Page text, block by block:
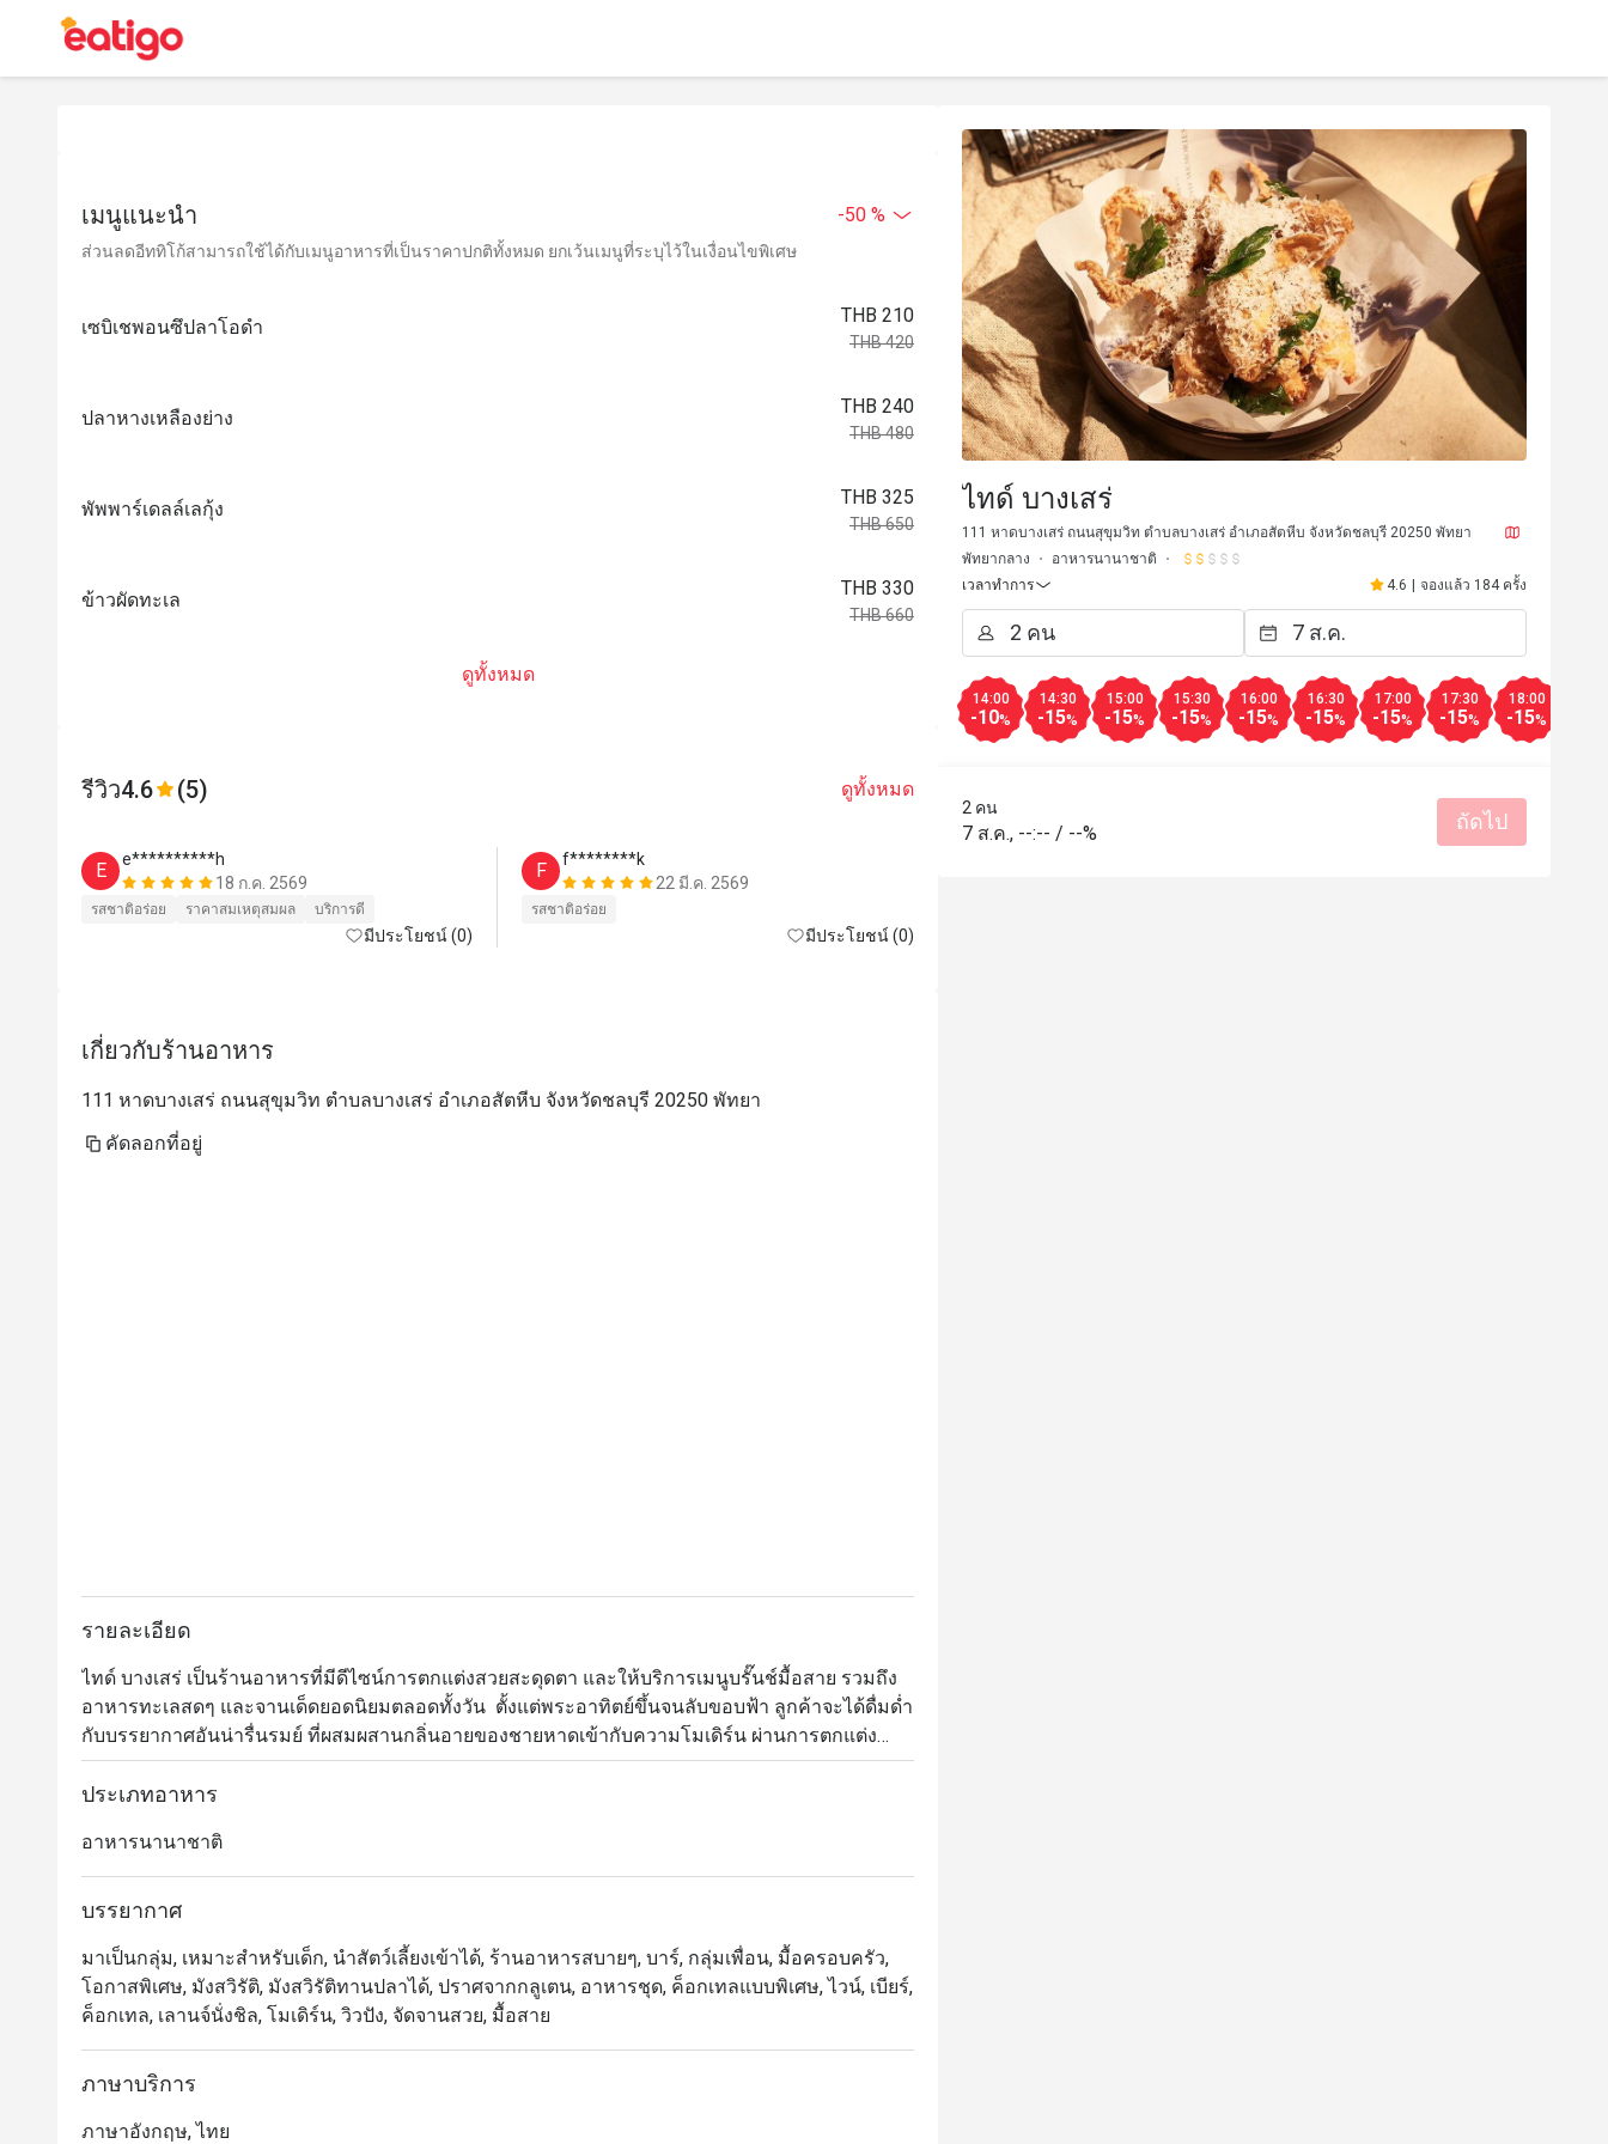
เมนูแนะนำ -50 %
ส่วนลดอีททิโก้สามารถใช้ได้กับเมนูอาหารที่เป็นราคาปกติทั้งหมด ยกเว้นเมนูที่ระบุไว้ในเงื่อนไขพิเศษ
เซบิเชพอนซึปลาโอดำ
THB 210
THB 420
ปลาหางเหลืองย่าง
THB 240
THB 480
พัพพาร์เดลล์เลกุ้ง
THB 325
THB 650
ข้าวผัดทะเล
THB 330
THB 660
ดูทั้งหมด
รีวิว4.6 (5) ดูทั้งหมด
E
e**********h
18 ก.ค. 2569
รสชาติอร่อย ราคาสมเหตุสมผล บริการดี
มีประโยชน์ (0)
F
f********k
22 มี.ค. 2569
รสชาติอร่อย
มีประโยชน์ (0)
เกี่ยวกับร้านอาหาร
111 หาดบางเสร่ ถนนสุขุมวิท ตำบลบางเสร่ อำเภอสัตหีบ จังหวัดชลบุรี 20250 พัทยา
คัดลอกที่อยู่
รายละเอียด
ไทด์ บางเสร่ เป็นร้านอาหารที่มีดีไซน์การตกแต่งสวยสะดุดตา และให้บริการเมนูบรั๊นช์มื้อสาย รวมถึง
อาหารทะเลสดๆ และจานเด็ดยอดนิยมตลอดทั้งวัน  ตั้งแต่พระอาทิตย์ขึ้นจนลับขอบฟ้า ลูกค้าจะได้ดื่มด่ำ
กับบรรยากาศอันน่ารื่นรมย์ ที่ผสมผสานกลิ่นอายของชายหาดเข้ากับความโมเดิร์น ผ่านการตกแต่ง
ภายในโทนสีขาวสะอาดตา กลมกลืนไปกับพื้นที่สีเขียวของธรรมชาติรอบร้าน ข้อดีอีกอย่างคือทำเลซึ่ง
อยู่ไม่ไกลจากกรุงเทพฯ ดังนั้น นอกจากประสบการณ์ในการรับประทานอาหารอร่อยๆ แล้ว จึงเหมาะ
ประเภทอาหาร
อาหารนานาชาติ
บรรยากาศ
มาเป็นกลุ่ม, เหมาะสำหรับเด็ก, นำสัตว์เลี้ยงเข้าได้, ร้านอาหารสบายๆ, บาร์, กลุ่มเพื่อน, มื้อครอบครัว,
โอกาสพิเศษ, มังสวิรัติ, มังสวิรัติทานปลาได้, ปราศจากกลูเตน, อาหารชุด, ค็อกเทลแบบพิเศษ, ไวน์, เบียร์,
ค็อกเทล, เลานจ์นั่งชิล, โมเดิร์น, วิวปัง, จัดจานสวย, มื้อสาย
ภาษาบริการ
ภาษาอังกฤษ, ไทย
ไทด์ บางเสร่
111 หาดบางเสร่ ถนนสุขุมวิท ตำบลบางเสร่ อำเภอสัตหีบ จังหวัดชลบุรี 20250 พัทยา
พัทยากลาง
อาหารนานาชาติ
เวลาทำการ
4.6 จองแล้ว 184 ครั้ง
14:00
-10%
14:30
-15%
15:00
-15%
15:30
-15%
16:00
-15%
16:30
-15%
17:00
-15%
17:30
-15%
18:00
-15%
2 คน
7 ส.ค., --:-- / --% ถัดไป